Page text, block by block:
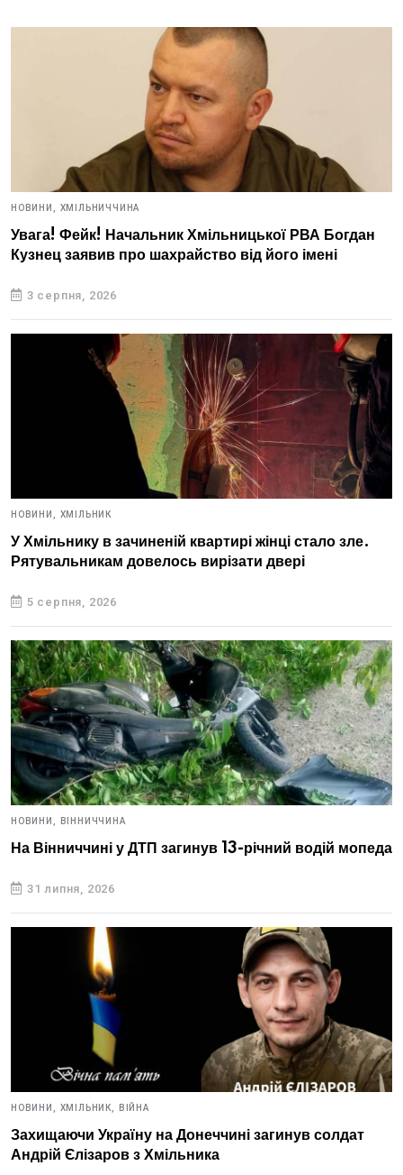
НОВИНИ, ХМІЛЬНИЧЧИНА
Увага! Фейк! Начальник Хмільницької РВА Богдан
Кузнец заявив про шахрайство від його імені
3 серпня, 2026
НОВИНИ, ХМІЛЬНИК
У Хмільнику в зачиненій квартирі жінці стало зле.
Рятувальникам довелось вирізати двері
5 серпня, 2026
НОВИНИ, ВІННИЧЧИНА
На Вінниччині у ДТП загинув 13-річний водій мопеда
31 липня, 2026
НОВИНИ, ХМІЛЬНИК, ВІЙНА
Захищаючи Україну на Донеччині загинув солдат
Андрій Єлізаров з Хмільника